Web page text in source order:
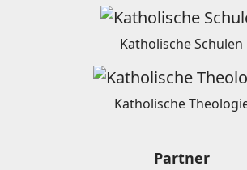
Katholische Schulen
Katholische
Partner